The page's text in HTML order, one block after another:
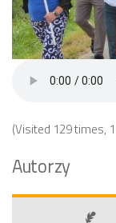
(Visited 129 times,
Autorzy